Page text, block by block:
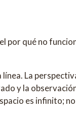
por qué no
La
y la
es infinito;